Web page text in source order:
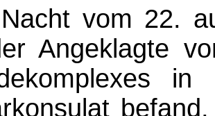
vom 22.
Angeklagte